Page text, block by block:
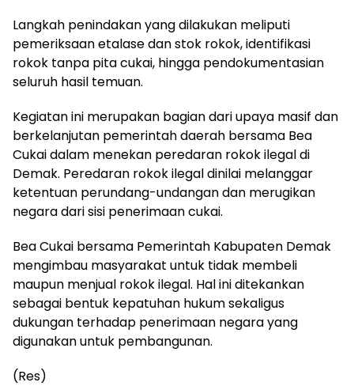
Langkah penindakan yang dilakukan meliputi
pemeriksaan etalase dan stok rokok, identifikasi
rokok tanpa pita cukai, hingga pendokumentasian
seluruh hasil temuan.
Kegiatan ini merupakan bagian dari upaya masif dan
berkelanjutan pemerintah daerah bersama Bea
Cukai dalam menekan peredaran rokok ilegal di
Demak. Peredaran rokok ilegal dinilai melanggar
ketentuan perundang-undangan dan merugikan
negara dari sisi penerimaan cukai.
Bea Cukai bersama Pemerintah Kabupaten Demak
mengimbau masyarakat untuk tidak membeli
maupun menjual rokok ilegal. Hal ini ditekankan
sebagai bentuk kepatuhan hukum sekaligus
dukungan terhadap penerimaan negara yang
digunakan untuk pembangunan.
(Res)